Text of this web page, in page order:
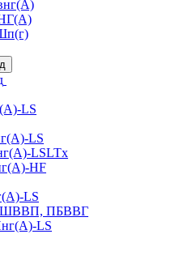
LS
LS
LSLTx
HF
LS
ПБВВГ
LS